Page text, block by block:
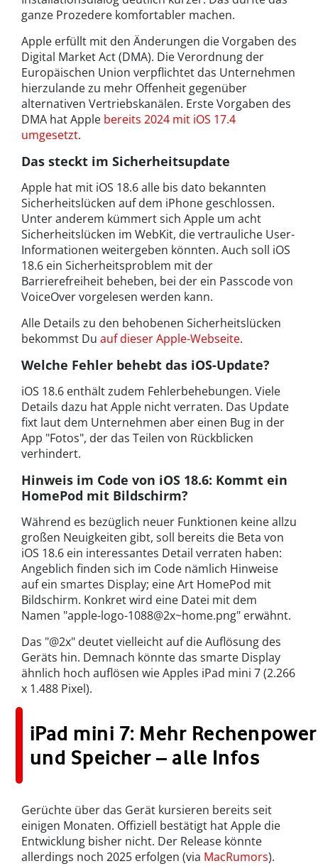
ganze Prozedere komfortabler machen.
Apple erfüllt mit den Änderungen die Vorgaben des
Digital Market Act (DMA). Die Verordnung der
Europäischen Union verpflichtet das Unternehmen
hierzulande zu mehr Offenheit gegenüber
alternativen Vertriebskanälen. Erste Vorgaben des
DMA hat Apple bereits 2024 mit iOS 17.4
umgesetzt.
Das steckt im Sicherheitsupdate
Apple hat mit iOS 18.6 alle bis dato bekannten
Sicherheitslücken auf dem iPhone geschlossen.
Unter anderem kümmert sich Apple um acht
Sicherheitslücken im WebKit, die vertrauliche User-
Informationen weitergeben könnten. Auch soll iOS
18.6 ein Sicherheitsproblem mit der
Barrierefreiheit beheben, bei der ein Passcode von
VoiceOver vorgelesen werden kann.
Alle Details zu den behobenen Sicherheitslücken
bekommst Du auf dieser Apple-Webseite.
Welche Fehler behebt das iOS-Update?
iOS 18.6 enthält zudem Fehlerbehebungen. Viele
Details dazu hat Apple nicht verraten. Das Update
fixt laut dem Unternehmen aber einen Bug in der
App "Fotos", der das Teilen von Rückblicken
verhindert.
Hinweis im Code von iOS 18.6: Kommt ein
HomePod mit Bildschirm?
Während es bezüglich neuer Funktionen keine allzu
großen Neuigkeiten gibt, soll bereits die Beta von
iOS 18.6 ein interessantes Detail verraten haben:
Angeblich finden sich im Code nämlich Hinweise
auf ein smartes Display; eine Art HomePod mit
Bildschirm. Konkret wird eine Datei mit dem
Namen "apple-logo-1088@2x~home.png" erwähnt.
Das "@2x" deutet vielleicht auf die Auflösung des
Geräts hin. Demnach könnte das smarte Display
ähnlich hoch auflösen wie Apples iPad mini 7 (2.266
x 1.488 Pixel).
iPad mini 7: Mehr Rechenpower
und Speicher – alle Infos
Gerüchte über das Gerät kursieren bereits seit
einigen Monaten. Offiziell bestätigt hat Apple die
Entwicklung bisher nicht. Der Release könnte
allerdings noch 2025 erfolgen (via MacRumors).